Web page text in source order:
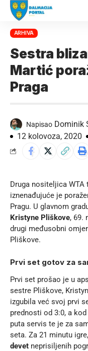
ARHIVA
Sestra
Martić
Praga
Napisao Dominik
12 kolovoza, 2020
Druga nositeljica WTA
iznenađujuće je
Pragu. U glavnom
Kristyne Pliškove, 69.
drugi međusobni
Pliškove.
Prvi set gotov za
Prvi set prošao je u
sestre Pliškove,
izgubila već svoj prvi
prednosti od 3:0, a
puta servis te je za
seta. Za 21 minutu
devet neprisiljenih